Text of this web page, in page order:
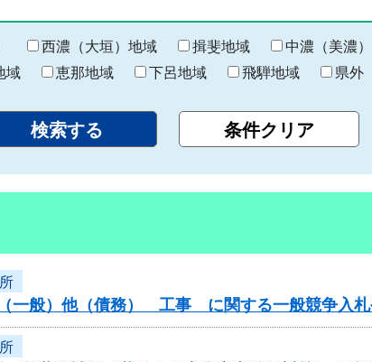
終
わ
り
西濃（大垣）地域 揖斐地域 中濃（美濃
域 恵那地域 下呂地域 飛騨地域 県外
一般）他（債務） 工事 に関する一般競争入